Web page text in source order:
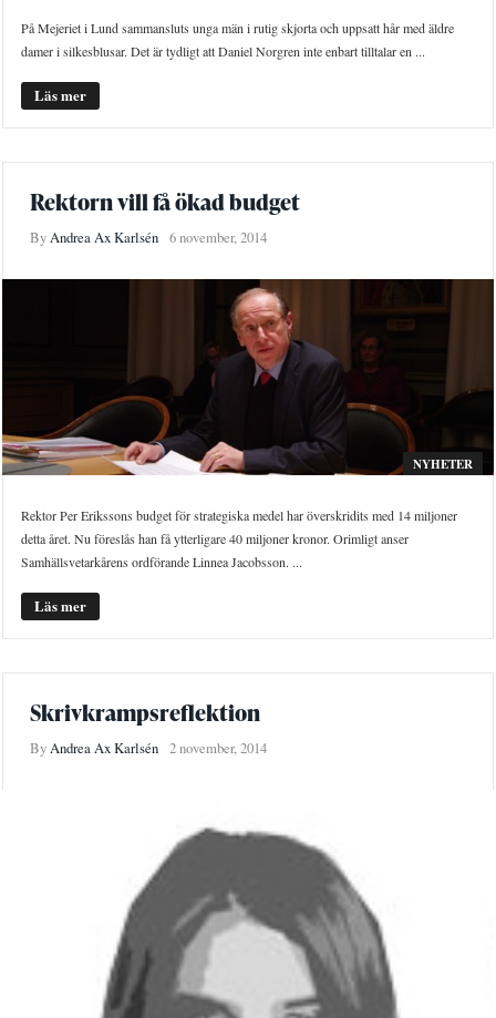
På Mejeriet i Lund sammansluts unga män i rutig skjorta och uppsatt hår med äldre
damer i silkesblusar. Det är tydligt att Daniel Norgren inte enbart tilltalar en ...
Läs mer
Rektorn vill få ökad budget
ByAndrea Ax Karlsén 6 november, 2014
NYHETER
Rektor Per Erikssons budget för strategiska medel har överskridits med 14 miljoner
detta året. Nu föreslås han få ytterligare 40 miljoner kronor. Orimligt anser
Samhällsvetarkårens ordförande Linnea Jacobsson. ...
Läs mer
Skrivkrampsreflektion
ByAndrea Ax Karlsén 2 november, 2014